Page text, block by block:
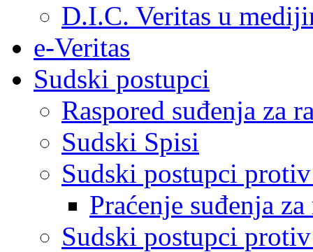
D.I.C. Veritas u
e-Veritas
Sudski postupci
Raspored suđenja za
Sudski Spisi
Sudski postupci
Praćenje suđenja
Sudski postupci